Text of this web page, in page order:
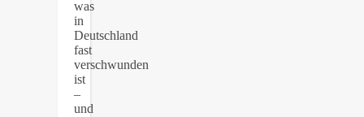
was
in
Deutschland
fast
verschwunden
ist
–
und